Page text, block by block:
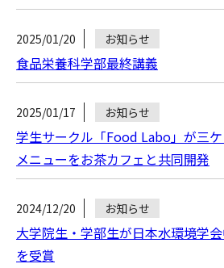
2025/01/20 お知らせ
食品栄養科学部最終講義
2025/01/17 お知らせ
学生サークル「Food Labo」が三
メニューをお茶カフェと共同開発
2024/12/20 お知らせ
大学院生・学部生が日本水環境学
を受賞